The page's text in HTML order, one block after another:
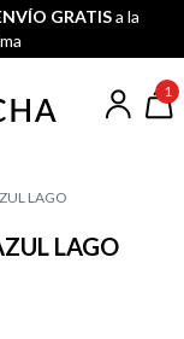
GRATISa la
1
LAGO
LAGO